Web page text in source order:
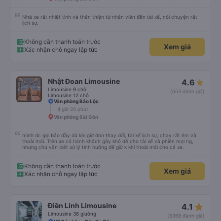
Nhà xe rất nhiệt tình và thân thiện từ nhân viên đến tài xế, nói chuyện rất
lịch sự.
Không cần thanh toán trước
Xác nhận chỗ ngay lập tức
Xem giá
Nhật Đoan Limousine
Limousine 9 chỗ
Limousine 12 chỗ
4.6
(653 đánh giá)
Văn phòng Bảo Lộc
4 giờ 20 phút
Văn phòng Sài Gòn
mình đc gọi báo đầy đủ khi giờ đón thay đổi, tài xế lịch sự, chạy rất êm và
thoải mái. Trên xe có hành khách gây khó dễ cho tài xế và phiền mọi ng,
nhưng chú vẫn biết xử lý tình huống để giữ k khí thoải mái cho cả xe.
Không cần thanh toán trước
Xác nhận chỗ ngay lập tức
Xem giá
Điền Linh Limousine
Limousine 36 giường
4.1 star_rate
(6368 đánh giá)